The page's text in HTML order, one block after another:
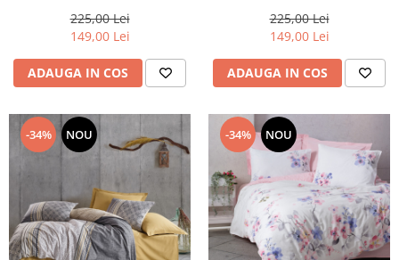
225,00 Lei
149,00 Lei
ADAUGA IN COS
225,00 Lei
149,00 Lei
ADAUGA IN COS
-34% NOU -34% NOU